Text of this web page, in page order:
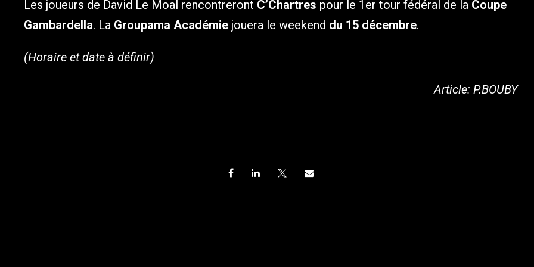
Les joueurs de David Le Moal rencontreront C’Chartres pour le 1er tour fédéral de la Coupe
Gambardella. La Groupama Académie jouera le weekend du 15 décembre.
(Horaire et date à définir)
Article: P.BOUBY